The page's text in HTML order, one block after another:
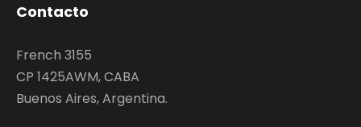
Contacto
French 3155
CP 1425AWM, CABA
Buenos Aires, Argentina.